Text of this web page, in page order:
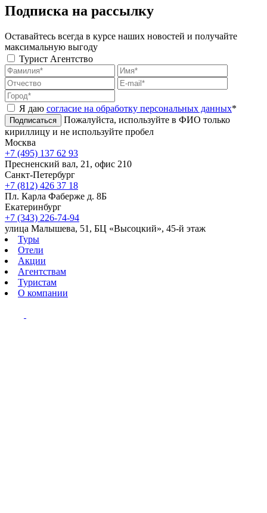
Подписка на рассылку
Оставайтесь всегда в курсе наших новостей и получайте
максимальную выгоду
Турист Агентство
Я даю согласие на обработку персональных данных*
Подписаться
Пожалуйста, используйте в ФИО только
кириллицу и не используйте пробел
Москва
+7 (495) 137 62 93
Пресненский вал, 21, офис 210
Санкт-Петербург
+7 (812) 426 37 18
Пл. Карла Фаберже д. 8Б
Екатеринбург
+7 (343) 226-74-94
улица Малышева, 51, БЦ «Высоцкий», 45-й этаж
Туры
Отели
Акции
Агентствам
Туристам
О компании